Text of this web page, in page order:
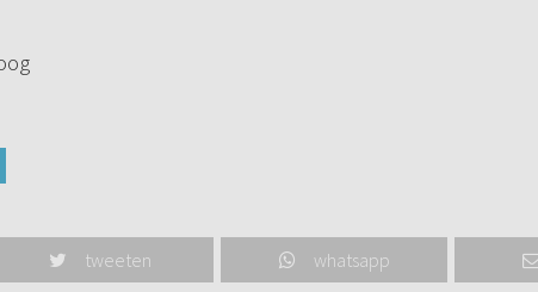
tweeten whatsapp